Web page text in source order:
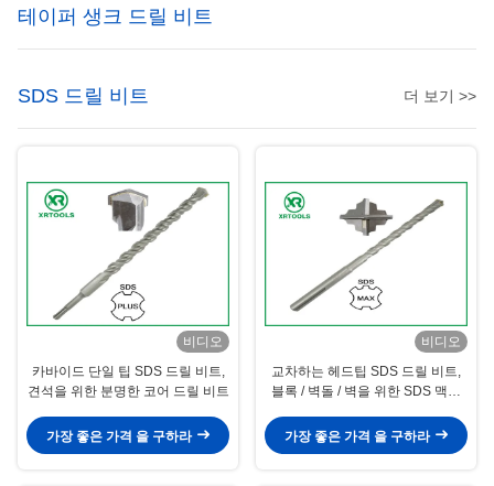
테이퍼 생크 드릴 비트
SDS 드릴 비트 더 보기 >>
비디오
카바이드 단일 팁 SDS 드릴 비트,
견석을 위한 분명한 코어 드릴 비트
가장 좋은 가격 을 구하라
비디오
교차하는 헤드팁 SDS 드릴 비트,
블록 / 벽돌 / 벽을 위한 SDS 맥스
가장 좋은 가격 을 구하라